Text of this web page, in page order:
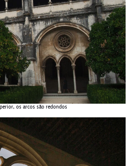
os arcos são redondos